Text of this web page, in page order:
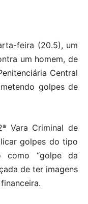
feira (20.5), um
um homem, de
Central
golpes de
Vara Criminal de
golpes do tipo
como “golpe da
de ter imagens